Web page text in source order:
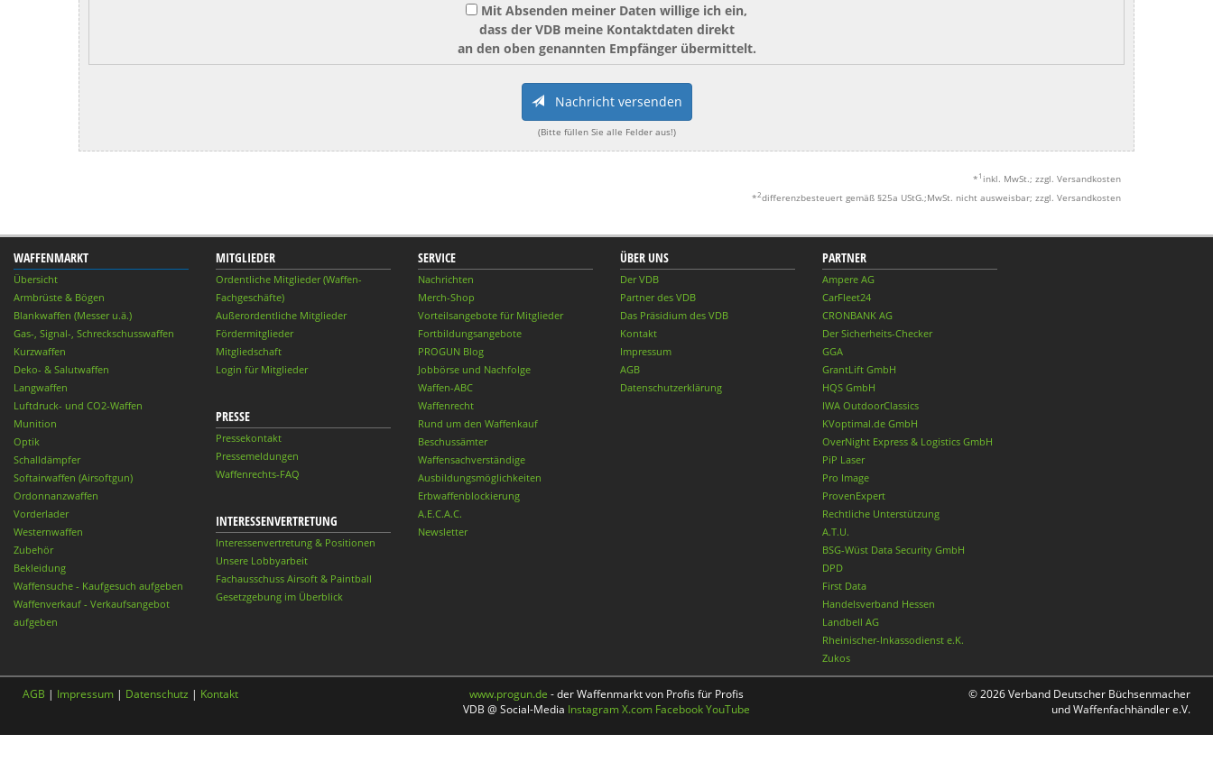
Mit Absenden meiner Daten willige ich ein,
dass der VDB meine Kontaktdaten direkt
an den oben genannten Empfänger übermittelt.
Nachricht versenden
(Bitte füllen Sie alle Felder aus!)
* 1 inkl. MwSt.; zzgl. Versandkosten
*2differenzbesteuert gemäß §25a UStG.;MwSt. nicht ausweisbar; zzgl. Versandkosten
WAFFENMARKT
Übersicht
Armbrüste & Bögen
Blankwaffen (Messer u.ä.)
Gas-, Signal-, Schreckschusswaffen
Kurzwaffen
Deko- & Salutwaffen
Langwaffen
Luftdruck- und CO2-Waffen
Munition
Optik
Schalldämpfer
Softairwaffen (Airsoftgun)
Ordonnanzwaffen
Vorderlader
Westernwaffen
Zubehör
Bekleidung
Waffensuche - Kaufgesuch aufgeben
Waffenverkauf - Verkaufsangebot
aufgeben
MITGLIEDER
Ordentliche Mitglieder (Waffen-
Fachgeschäfte)
Außerordentliche Mitglieder
Fördermitglieder
Mitgliedschaft
Login für Mitglieder
PRESSE
Pressekontakt
Pressemeldungen
Waffenrechts-FAQ
INTERESSENVERTRETUNG
Interessenvertretung & Positionen
Unsere Lobbyarbeit
Fachausschuss Airsoft & Paintball
Gesetzgebung im Überblick
SERVICE
Nachrichten
Merch-Shop
Vorteilsangebote für Mitglieder
Fortbildungsangebote
PROGUN Blog
Jobbörse und Nachfolge
Waffen-ABC
Waffenrecht
Rund um den Waffenkauf
Beschussämter
Waffensachverständige
Ausbildungsmöglichkeiten
Erbwaffenblockierung
A.E.C.A.C.
Newsletter
ÜBER UNS
Der VDB
Partner des VDB
Das Präsidium des VDB
Kontakt
Impressum
AGB
Datenschutzerklärung
PARTNER
Ampere AG
CarFleet24
CRONBANK AG
Der Sicherheits-Checker
GGA
GrantLift GmbH
HQS GmbH
IWA OutdoorClassics
KVoptimal.de GmbH
OverNight Express & Logistics GmbH
PiP Laser
Pro Image
ProvenExpert
Rechtliche Unterstützung
A.T.U.
BSG-Wüst Data Security GmbH
DPD
First Data
Handelsverband Hessen
Landbell AG
Rheinischer-Inkassodienst e.K.
Zukos
AGB | Impressum | Datenschutz | Kontakt www.progun.de - der Waffenmarkt von Profis für Profis
VDB @ Social-Media InstagramX.com FacebookYouTube
© 2026 Verband Deutscher Büchsenmacher
und Waffenfachhändler e.V.